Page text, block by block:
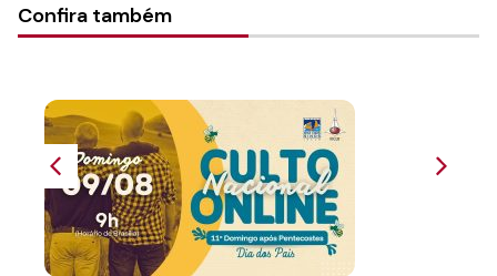
Confira também